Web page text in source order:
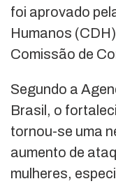
foi aprovado
Humanos
Comissão de
Segundo a
Brasil, o
tornou-se uma
aumento de
mulheres,